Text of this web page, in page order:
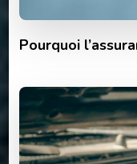
Pourquoi